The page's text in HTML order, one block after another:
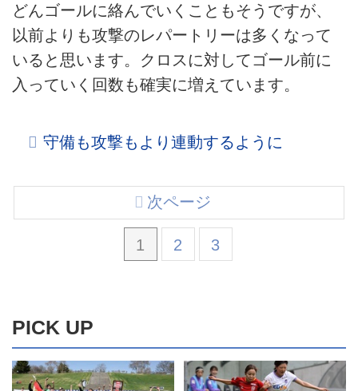
どんゴールに絡んでいくこともそうですが、
以前よりも攻撃のレパートリーは多くなって
いると思います。クロスに対してゴール前に
入っていく回数も確実に増えています。
守備も攻撃もより連動するように
1 2 3
次ページ
PICK UP